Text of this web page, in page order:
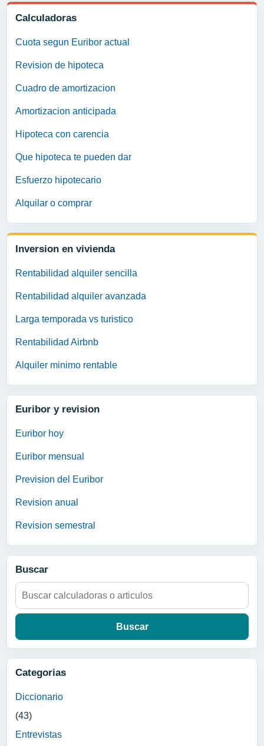
Calculadoras
Cuota segun Euribor actual
Revision de hipoteca
Cuadro de amortizacion
Amortizacion anticipada
Hipoteca con carencia
Que hipoteca te pueden dar
Esfuerzo hipotecario
Alquilar o comprar
Inversion en vivienda
Rentabilidad alquiler sencilla
Rentabilidad alquiler avanzada
Larga temporada vs turistico
Rentabilidad Airbnb
Alquiler minimo rentable
Euribor y revision
Euribor hoy
Euribor mensual
Prevision del Euribor
Revision anual
Revision semestral
Buscar
Buscar:
Categorias
Diccionario
(43)
Entrevistas